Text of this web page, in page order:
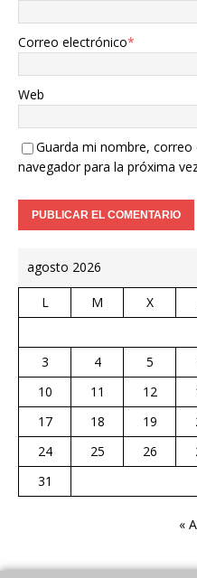
Correo electrónico*
Web
Guarda mi nombre,
navegador para la próxima
agosto 2026
L M X
3
4 5
10
11 12
17
18 19
24
25 26
31
«